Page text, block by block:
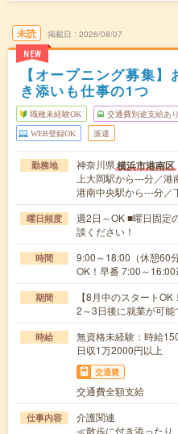
未読
NEW
掲載日 2026/08/07
【オープニング募集
き添いも仕事の1つ
職種未経験OK 交通費別途支給あり
WEB登録OK 派遣
勤務地 神奈川県横浜市港南区
上大岡駅から---分／港
港南中央駅から---分／
曜日頻度
週2日～OK ■曜日固定
談ください！
時間
9:00～18:00（休憩60
OK！早番 7:00～
期間
【8月中のスタート
2～3日後に就業が可能
時給
無資格未経験：時給
日収1万2000円以上
交通費
交通費全額支給
仕事内容
介護関連
≪散歩に付き添ったり